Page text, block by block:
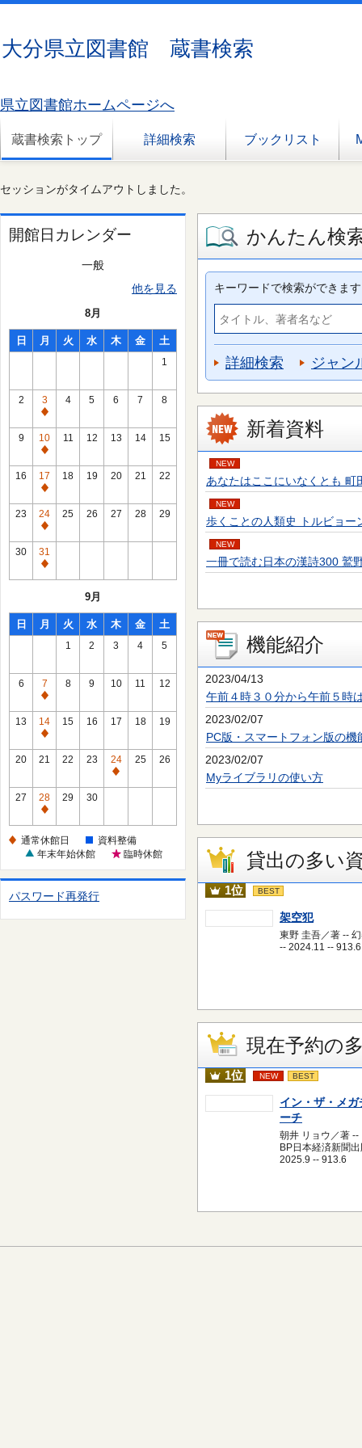
大分県立図書館 蔵書検索
県立図書館ホームページへ
蔵書検索トップ 詳細検索 ブックリスト
セッションがタイムアウトしました。
開館日カレンダー
一般
他を見る
8月
日 月 火 水 木 金 土
1
2
3
通
常
休
館
日
4 5 6 7 8
9
10
通
常
休
館
日
11 12 13 14 15
16
17
通
常
休
館
日
18 19 20 21 22
23
24
通
常
休
館
25 26 27 28 29
30
31
通
館
日
9月
日 月 火 水 木 金 土
1 2 3 4 5
6
7
通
常
休
館
8 9 10 11 12
13
14
通
常
館
日
15 16 17 18 19
20 21 22 23
24
通
館
日
25 26
27
28
通
休
日
29 30
通常休館日
資料整備
年末年始休館
臨時休館
パスワード再発行
かんたん検
キーワードで検索ができます
詳細検索 ジャン
新着資料
NEW
あなたはここにいなくとも
NEW
歩くことの人類史 トルビョ
NEW
一冊で読む日本の漢詩300 鷲
機能紹介
2023/04/13
午前４時３０分から午前５時
2023/02/07
PC版・スマートフォン版の機
2023/02/07
Myライブラリの使い方
貸出の多い
1位 BEST
架空犯
東野 圭吾／著 --
-- 2024.11 -- 913.6
現在予約の
1位 NEW BEST
イン・ザ・メガ
ーチ
朝井 リョウ／著 --
BP日本経済新聞
2025.9 -- 913.6